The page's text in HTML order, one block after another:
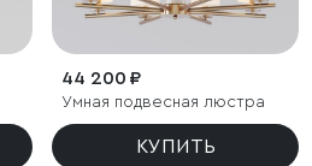
44 200 ₽
Умная подвесная люстра
КУПИТЬ